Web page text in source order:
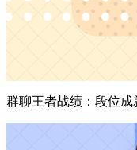
群聊王者战绩：段位